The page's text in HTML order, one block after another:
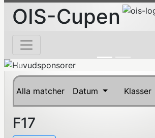
OIS-Cupen
Previous
Alla matcher Datum Klasser
F17